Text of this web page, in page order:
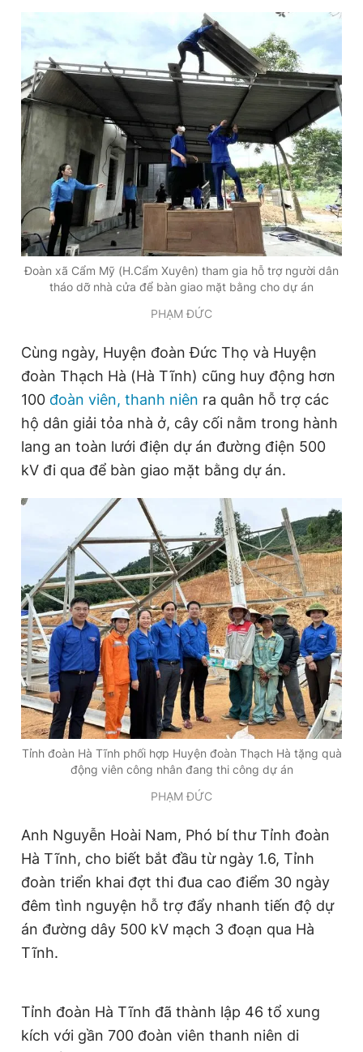
bản. Phát triển bởi ePi Technologies, JSC.
Đoàn xã Cẩm Mỹ (H.Cẩm Xuyên) tham gia hỗ trợ người dân
tháo dỡ nhà cửa để bàn giao mặt bằng cho dự án
PHẠM ĐỨC
Cùng ngày, Huyện đoàn Đức Thọ và Huyện
đoàn Thạch Hà (Hà Tĩnh) cũng huy động hơn
100 đoàn viên, thanh niên ra quân hỗ trợ các
hộ dân giải tỏa nhà ở, cây cối nằm trong hành
lang an toàn lưới điện dự án đường điện 500
kV đi qua để bàn giao mặt bằng dự án.
Tỉnh đoàn Hà Tĩnh phối hợp Huyện đoàn Thạch Hà tặng quà
động viên công nhân đang thi công dự án
PHẠM ĐỨC
Anh Nguyễn Hoài Nam, Phó bí thư Tỉnh đoàn
Hà Tĩnh, cho biết bắt đầu từ ngày 1.6, Tỉnh
đoàn triển khai đợt thi đua cao điểm 30 ngày
đêm tình nguyện hỗ trợ đẩy nhanh tiến độ dự
án đường dây 500 kV mạch 3 đoạn qua Hà
Tĩnh.
Tỉnh đoàn Hà Tĩnh đã thành lập 46 tổ xung
kích với gần 700 đoàn viên thanh niên di